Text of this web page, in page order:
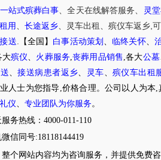
一站式殡葬白事 、全天在线解答服务 灵
用 长途返乡 灵车出租 殡仪车返乡 可
送 【全国】 白事活动策划 、临终关怀、
大殡仪 火葬服务 ,丧葬用品销售 ,各大公墓
、接送病患者返乡 灵车 殡仪车出租
人士为您指导,价格合理。公司以人为
仪
专业团队为你服务 。
务热线：4000-011-110
信同号:18118144419
个网站内容均为咨询服务，并提供免费